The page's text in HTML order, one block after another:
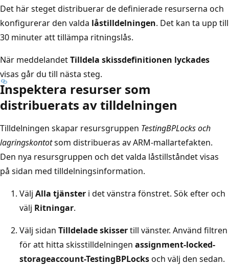
Det här steget distribuerar de definierade resurserna och
konfigurerar den valda låstilldelningen. Det kan ta upp till
30 minuter att tillämpa ritningslås.
När meddelandetTilldela skissdefinitionen lyckades
visas går du till nästa steg.
Inspektera resurser som
distribuerats av tilldelningen
Tilldelningen skapar resursgruppen TestingBPLocks och
lagringskontotsom distribueras av ARM-mallartefakten.
Den nya resursgruppen och det valda låstillståndet visas
på sidan med tilldelningsinformation.
Välj Alla tjänster i det vänstra fönstret. Sök efter och
välj Ritningar.
Välj sidan Tilldelade skissertill vänster. Använd filtren
för att hitta skisstilldelningen assignment-locked-
storageaccount-TestingBPLocksoch välj den sedan.